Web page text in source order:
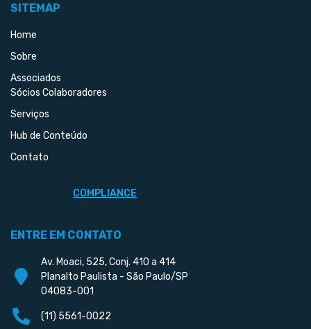
SITEMAP
Home
Sobre
Associados
Sócios Colaboradores
Serviços
Hub de Conteúdo
Contato
COMPLIANCE
ENTRE EM CONTATO
Av. Moaci, 525, Conj. 410 a 414
Planalto Paulista - São Paulo/SP
04083-001
(11) 5561-0022